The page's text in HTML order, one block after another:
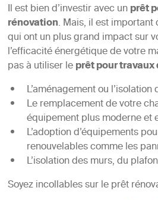
Il est bien d’investir avec unprêt
rénovation. Mais, il est
qui ont un plus grand impact sur
l’efficacité énergétique de votre
pas à utiliser leprêt pour
L’aménagement ou
Le remplacement de votre
équipement plus moderne et
L’adoption d’équipements
renouvelables comme les
L’isolation des murs, du
Soyez incollables sur le prêt